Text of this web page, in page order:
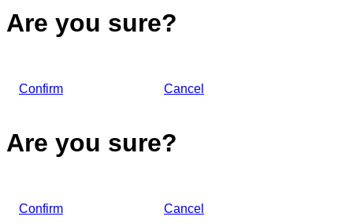
Are you sure?
Confirm Cancel
Are you sure?
Confirm Cancel